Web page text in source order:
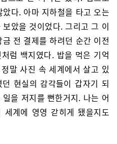
다. 아마 지하철을 타고 오는
았을 것이었다. 그리고 그 이
전 결제를 하려던 순간 이전
럼 백지였다. 밥을 먹은 기억
말 사진 속 세계에서 살고 있
현실의 감각들이 갑자기 되
을 저지를 뻔한거지. 나는 어
계에 영영 갇히게 됐을지도